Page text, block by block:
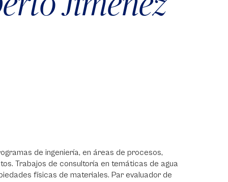
de ingeniería, en áreas de procesos,
Trabajos de consultoría en temáticas de agua
físicas de materiales. Par evaluador de